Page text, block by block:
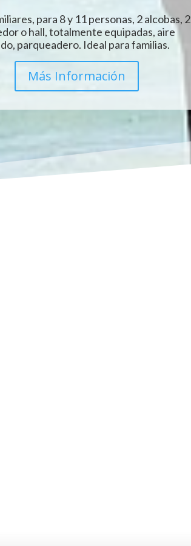
para 8 y 11 personas, 2 alcobas, 2
o hall, totalmente equipadas, aire
parqueadero. Ideal para familias.
Más Información